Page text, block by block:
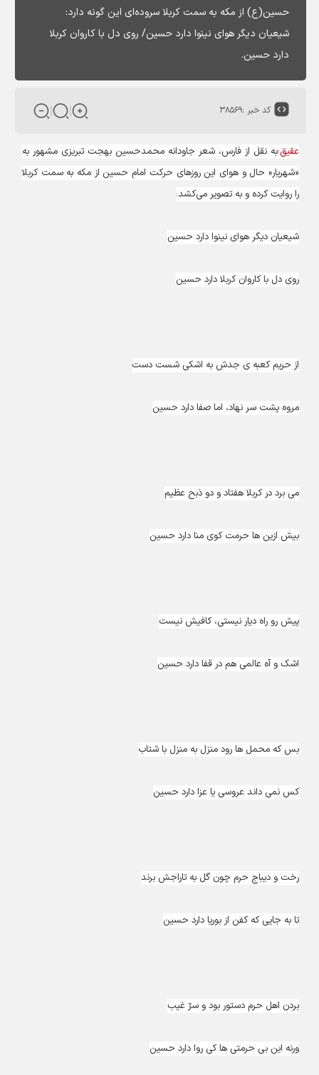
حسین(ع) از مکه به سمت کربلا سروده‌ای این گونه دارد:
شیعیان دیگر هوای نینوا دارد حسین/ روی دل با کاروان کربلا
دارد حسین.
کد خبر :۳۸۵۶۹
عقیق:به نقل از فارس، شعر جاودانه محمدحسین بهجت تبریزی مشهور به
«شهریار» حال و هوای این روزهای حرکت امام حسین از مکه به سمت کربلا
را روایت کرده و به تصویر می‌کشد:
شیعیان دیگر هوای نینوا دارد حسین
روی دل با کاروان کربلا دارد حسین
از حریم کعبه ی جدش به اشکی شست دست
مروه پشت سر نهاد، اما صفا دارد حسین
می برد در کربلا هفتاد و دو ذبح عظیم
بیش ازین ها حرمت کوی منا دارد حسین
پیش رو راه دیار نیستی، کافیش نیست
اشک و آه عالمی هم در قفا دارد حسین
بس که محمل ها رود منزل به منزل با شتاب
کس نمی داند عروسی یا عزا دارد حسین
رخت و دیباج حرم چون گل به تاراجش برند
تا به جایی که کفن از بوریا دارد حسین
بردن اهل حرم دستور بود و سرّ غیب
ورنه این بی حرمتی ها کی روا دارد حسین